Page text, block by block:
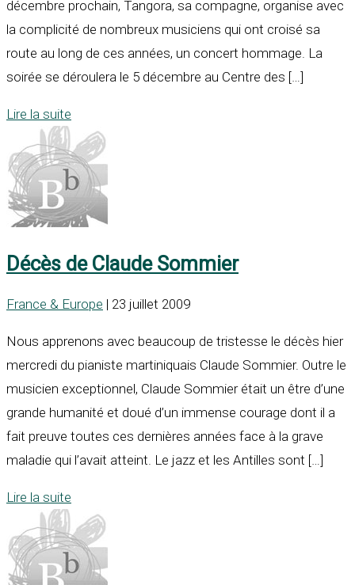
décembre prochain, Tangora, sa compagne, organise avec
la complicité de nombreux musiciens qui ont croisé sa
route au long de ces années, un concert hommage. La
soirée se déroulera le 5 décembre au Centre des […]
Lire la suite
Décès de Claude Sommier
France & Europe | 23 juillet 2009
Nous apprenons avec beaucoup de tristesse le décès hier
mercredi du pianiste martiniquais Claude Sommier. Outre le
musicien exceptionnel, Claude Sommier était un être d’une
grande humanité et doué d’un immense courage dont il a
fait preuve toutes ces dernières années face à la grave
maladie qui l’avait atteint. Le jazz et les Antilles sont […]
Lire la suite